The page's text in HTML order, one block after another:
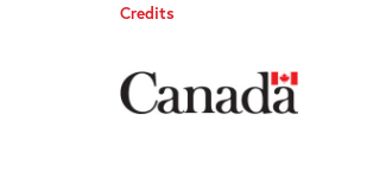
Credits